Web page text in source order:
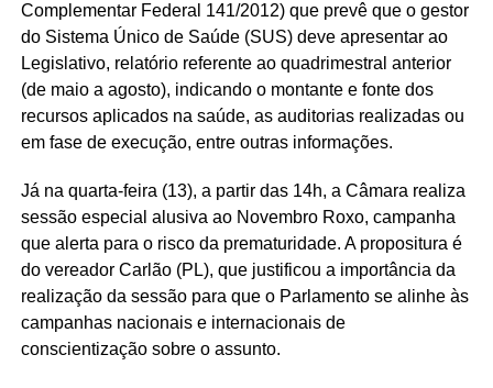
Complementar Federal 141/2012) que prevê que o gestor
do Sistema Único de Saúde (SUS) deve apresentar ao
Legislativo, relatório referente ao quadrimestral anterior
(de maio a agosto), indicando o montante e fonte dos
recursos aplicados na saúde, as auditorias realizadas ou
em fase de execução, entre outras informações.
Já na quarta-feira (13), a partir das 14h, a Câmara realiza
sessão especial alusiva ao Novembro Roxo, campanha
que alerta para o risco da prematuridade. A propositura é
do vereador Carlão (PL), que justificou a importância da
realização da sessão para que o Parlamento se alinhe às
campanhas nacionais e internacionais de
conscientização sobre o assunto.